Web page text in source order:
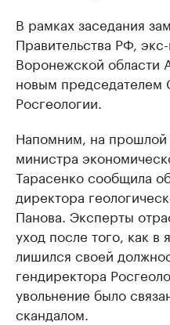
В рамках заседания
Правительства РФ,
Воронежской области
новым председателем
Росгеологии.
Напомним, на прошлой
министра
Тарасенко сообщила
директора
Панова. Эксперты
уход после того, как в
лишился своей
гендиректора
увольнение было
скандалом.